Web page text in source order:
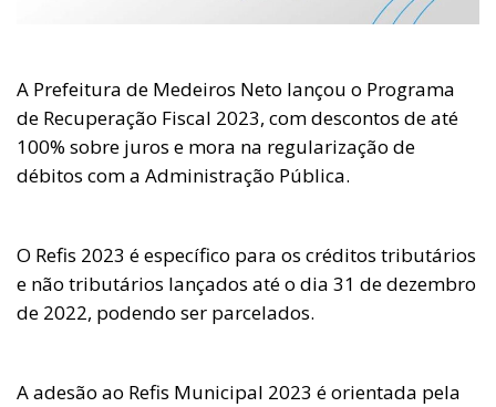
A Prefeitura de Medeiros Neto lançou o Programa
de Recuperação Fiscal 2023, com descontos de até
100% sobre juros e mora na regularização de
débitos com a Administração Pública.
O Refis 2023 é específico para os créditos tributários
e não tributários lançados até o dia 31 de dezembro
de 2022, podendo ser parcelados.
A adesão ao Refis Municipal 2023 é orientada pela